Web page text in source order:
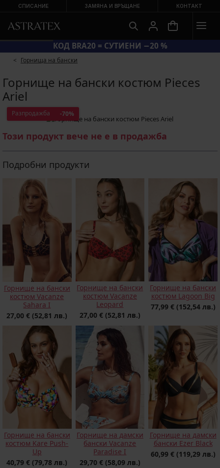
СПИСАНИЕ ЗАМЯНА И ВРЪЩАНЕ КОНТАКТ
КОД BRA20 = СУТИЕНИ −20 %
Горнища на бански
Горнище на бански костюм Pieces
Ariel
Разпродажба -70%
Този продукт вече не е в продажба
Подробни продукти
Горнище на бански
костюм Vacanze
Sahara I
27,00 € (52,81 лв.)
Горнище на бански
костюм Vacanze
Leopard
27,00 € (52,81 лв.)
Горнище на бански
костюм Lagoon Big
77,99 € (152,54 лв.)
Горнище на бански
костюм Kare Push-
Up
40,79 € (79,78 лв.)
Горнище на дамски
бански Vacanze
Paradise I
29,70 € (58,09 лв.)
Горнище на дамски
бански Ezer Black
60,99 € (119,29 лв.)